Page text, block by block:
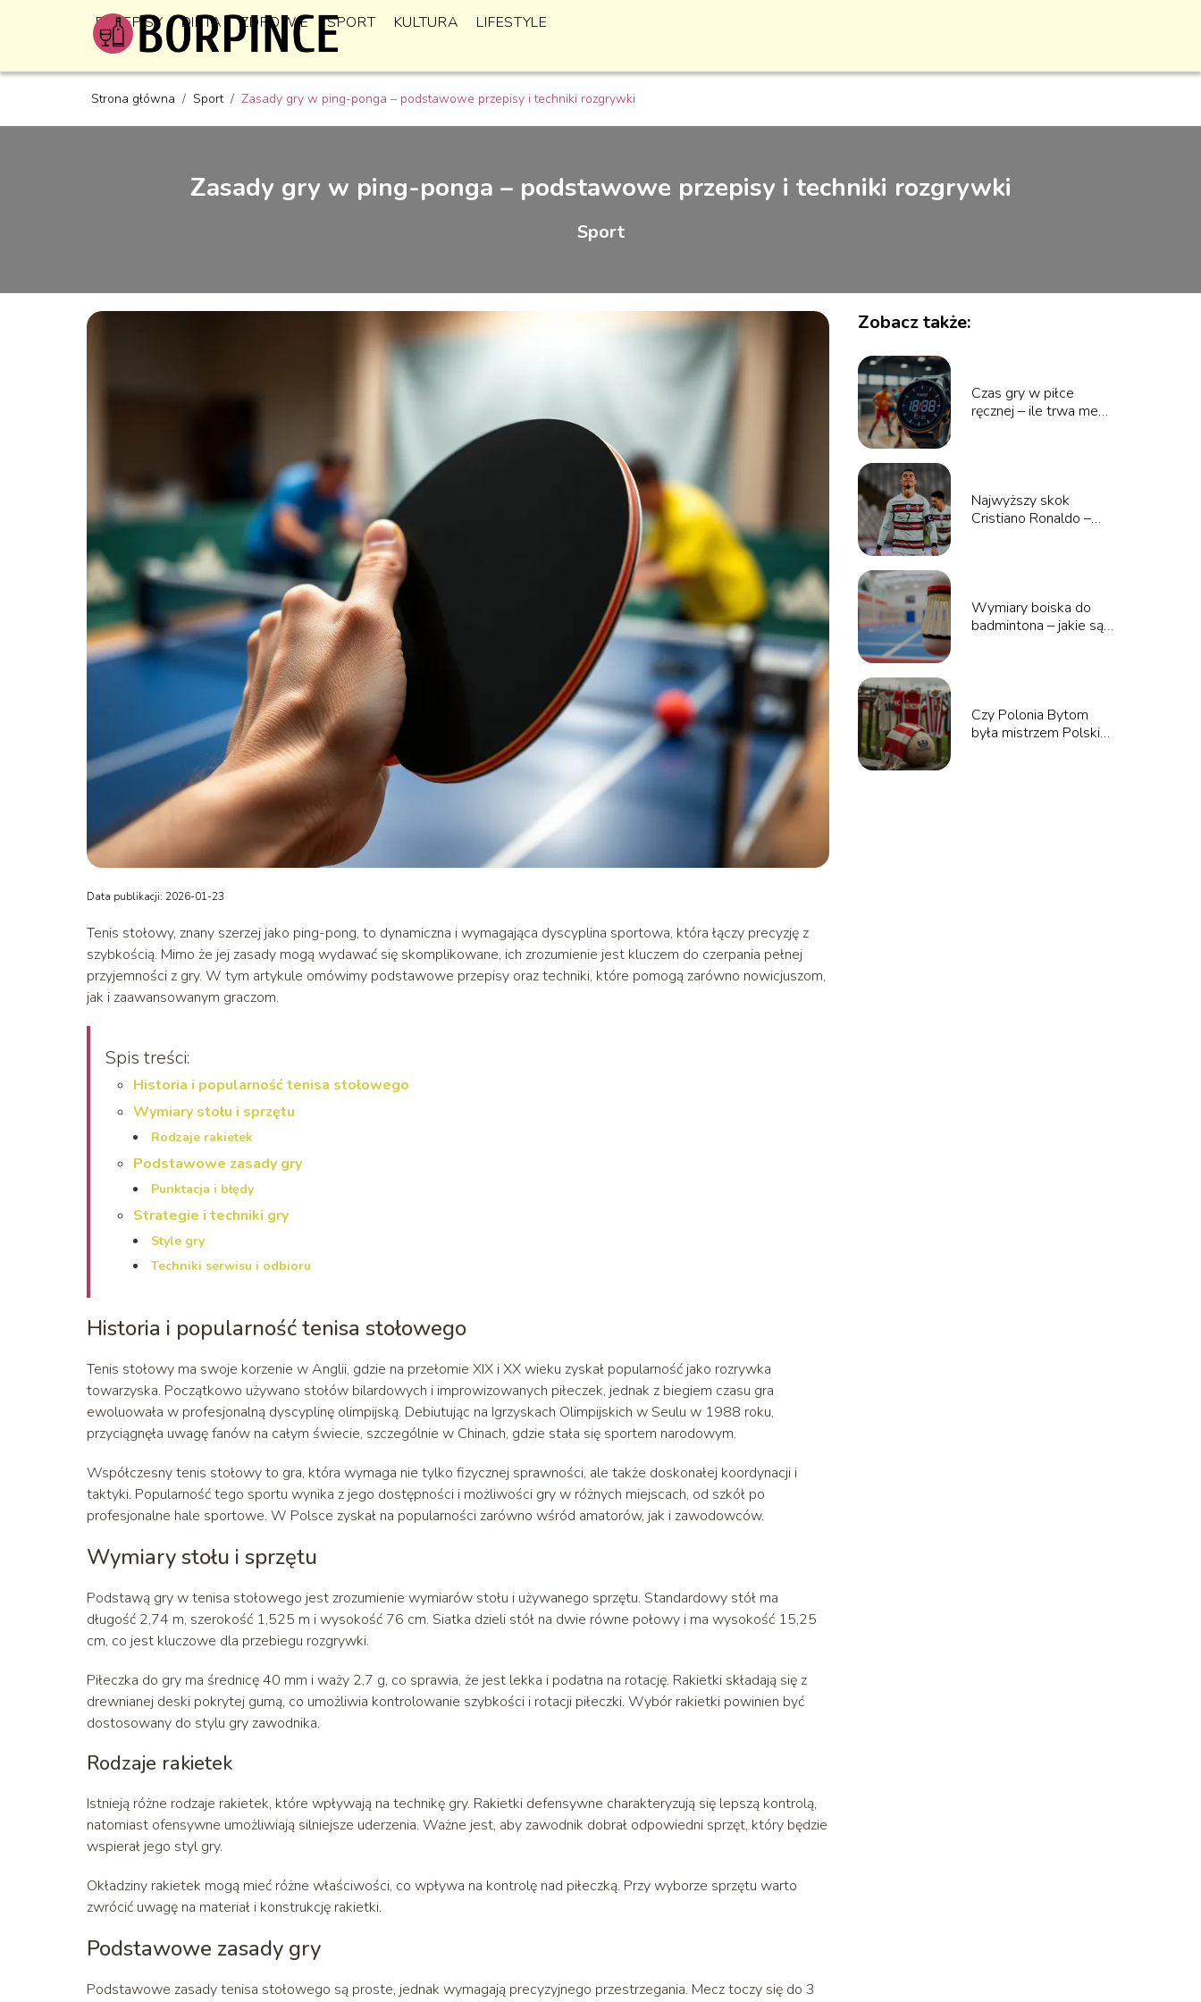
PRZEPISY DIETA ZDROWIE SPORT KULTURA LIFESTYLE
Strona główna / Sport / Zasady gry w ping-ponga – podstawowe przepisy i techniki rozgrywki
Zasady gry w ping-ponga – podstawowe przepisy i techniki rozgrywki
Sport
Data publikacji: 2026-01-23
Tenis stołowy, znany szerzej jako ping-pong, to dynamiczna i wymagająca dyscyplina sportowa, która łączy precyzję z
szybkością. Mimo że jej zasady mogą wydawać się skomplikowane, ich zrozumienie jest kluczem do czerpania pełnej
przyjemności z gry. W tym artykule omówimy podstawowe przepisy oraz techniki, które pomogą zarówno nowicjuszom,
jak i zaawansowanym graczom.
Spis treści:
Historia i popularność tenisa stołowego
Wymiary stołu i sprzętu
Rodzaje rakietek
Podstawowe zasady gry
Punktacja i błędy
Strategie i techniki gry
Style gry
Techniki serwisu i odbioru
Historia i popularność tenisa stołowego
Tenis stołowy ma swoje korzenie w Anglii, gdzie na przełomie XIX i XX wieku zyskał popularność jako rozrywka
towarzyska. Początkowo używano stołów bilardowych i improwizowanych piłeczek, jednak z biegiem czasu gra
ewoluowała w profesjonalną dyscyplinę olimpijską. Debiutując na Igrzyskach Olimpijskich w Seulu w 1988 roku,
przyciągnęła uwagę fanów na całym świecie, szczególnie w Chinach, gdzie stała się sportem narodowym.
Współczesny tenis stołowy to gra, która wymaga nie tylko fizycznej sprawności, ale także doskonałej koordynacji i
taktyki. Popularność tego sportu wynika z jego dostępności i możliwości gry w różnych miejscach, od szkół po
profesjonalne hale sportowe. W Polsce zyskał na popularności zarówno wśród amatorów, jak i zawodowców.
Wymiary stołu i sprzętu
Podstawą gry w tenisa stołowego jest zrozumienie wymiarów stołu i używanego sprzętu. Standardowy stół ma
długość 2,74 m, szerokość 1,525 m i wysokość 76 cm. Siatka dzieli stół na dwie równe połowy i ma wysokość 15,25
cm, co jest kluczowe dla przebiegu rozgrywki.
Piłeczka do gry ma średnicę 40 mm i waży 2,7 g, co sprawia, że jest lekka i podatna na rotację. Rakietki składają się z
drewnianej deski pokrytej gumą, co umożliwia kontrolowanie szybkości i rotacji piłeczki. Wybór rakietki powinien być
dostosowany do stylu gry zawodnika.
Rodzaje rakietek
Istnieją różne rodzaje rakietek, które wpływają na technikę gry. Rakietki defensywne charakteryzują się lepszą kontrolą,
natomiast ofensywne umożliwiają silniejsze uderzenia. Ważne jest, aby zawodnik dobrał odpowiedni sprzęt, który będzie
wspierał jego styl gry.
Okładziny rakietek mogą mieć różne właściwości, co wpływa na kontrolę nad piłeczką. Przy wyborze sprzętu warto
zwrócić uwagę na materiał i konstrukcję rakietki.
Podstawowe zasady gry
Podstawowe zasady tenisa stołowego są proste, jednak wymagają precyzyjnego przestrzegania. Mecz toczy się do 3
Zobacz także:
Czas gry w piłce
ręcznej – ile trwa mecz
Najwyższy skok
Cristiano Ronaldo –
Wymiary boiska do
badmintona – jakie są
Czy Polonia Bytom
była mistrzem Polski?